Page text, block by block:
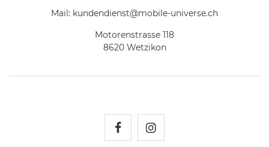
Mail: kundendienst@mobile-universe.ch
Motorenstrasse 118
8620 Wetzikon